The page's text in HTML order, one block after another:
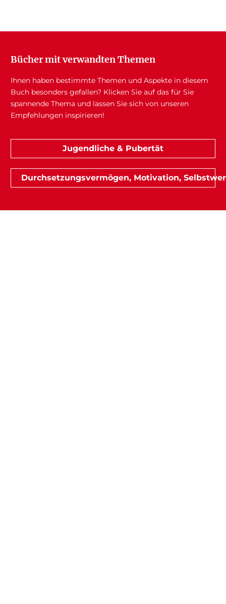
Bücher mit verwandten Themen
Ihnen haben bestimmte Themen und Aspekte in diesem
Buch besonders gefallen? Klicken Sie auf das für Sie
spannende Thema und lassen Sie sich von unseren
Empfehlungen inspirieren!
Jugendliche & Pubertät
Durchsetzungsvermögen, Motivation,